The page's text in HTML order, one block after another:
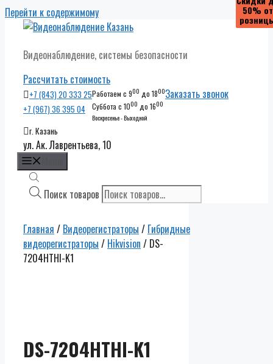
Перейти к содержимому
Видеонаблюдение, системы безопасности
Рассчитать стоимость
+7 (843) 20 333 25
+7 (967) 36 395 04
Работаем с 900 до 1800
Суббота с 1000 до 1600
Воскресенье - Выходной
Заказать звонок
г. Казань
ул. Ак. Лаврентьева, 10
Поиск товаров
Главная / Видеорегистраторы / Гибридные
видеорегистраторы / Hikvision / DS-
7204HTHI-K1
DS-7204HTHI-K1
50% от
50% от